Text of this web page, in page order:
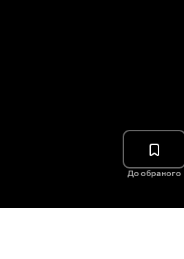
До обраного